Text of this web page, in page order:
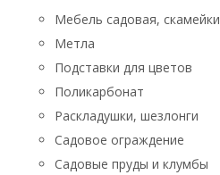
Мебель садовая, скамейки
Метла
Подставки для цветов
Поликарбонат
Раскладушки, шезлонги
Садовое ограждение
Садовые пруды и клумбы